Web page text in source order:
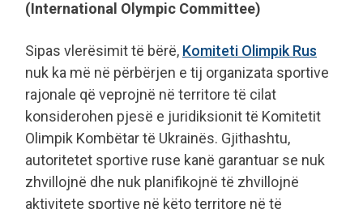
(International Olympic Committee)
Sipas vlerësimit të bërë, Komiteti Olimpik Rus
nuk ka më në përbërjen e tij organizata sportive
rajonale që veprojnë në territore të cilat
konsiderohen pjesë e juridiksionit të Komitetit
Olimpik Kombëtar të Ukrainës. Gjithashtu,
autoritetet sportive ruse kanë garantuar se nuk
zhvillojnë dhe nuk planifikojnë të zhvillojnë
aktivitete sportive në këto territore në të